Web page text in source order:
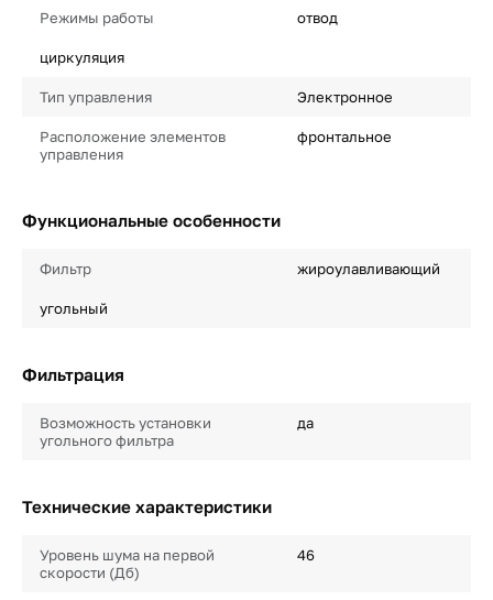
Режимы работы отвод
циркуляция
Тип управления Электронное
Расположение элементов
управления
фронтальное
Функциональные особенности
Фильтр жироулавливающий
угольный
Фильтрация
Возможность установки
угольного фильтра
да
Технические характеристики
Уровень шума на первой
скорости (Дб)
46